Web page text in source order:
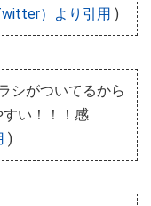
）より引用 )
シがついてるから
い！！！感
)